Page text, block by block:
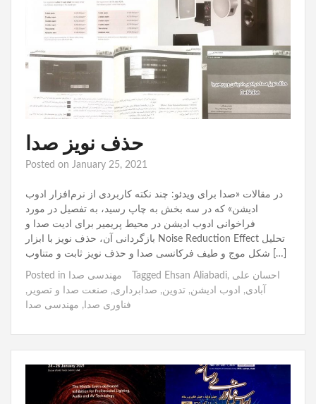
حذف نویز صدا
Posted on January 25, 2021
در مقالات «صدا برای ویدئو: چند نکته کاربردی از نرم‌افزار ادوب
ادیشن» که در سه بخش به چاپ رسید، به تفصیل در مورد
فراخوانی ادوب ادیشن در محیط پریمیر برای ادیت صدا و
بازگردانی آن، حذف نویز با ابزار Noise Reduction Effect تحلیل
شکل موج و طیف فرکانسی صدا و حذف نویز ثابت و متناوب […]
Posted in مهندسی صدا Tagged Ehsan Aliabadi, احسان علی
آبادی, ادوب ادیشن, تدوین, صدابرداری, صنعت صدا و تصویر ,
فناوری صدا , مهندسی صدا